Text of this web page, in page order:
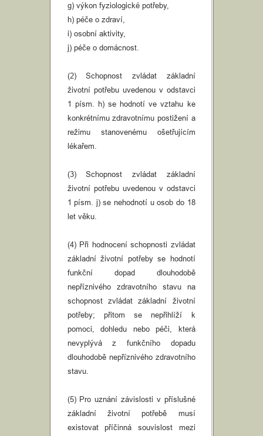
g) výkon fyziologické potřeby,
h) péče o zdraví,
i) osobní aktivity,
j) péče o domácnost.
(2) Schopnost zvládat základní
životní potřebu uvedenou v odstavci
1 písm. h) se hodnotí ve vztahu ke
konkrétnímu zdravotnímu postižení a
režimu stanovenému ošetřujícím
lékařem.
(3) Schopnost zvládat základní
životní potřebu uvedenou v odstavci
1 písm. j) se nehodnotí u osob do 18
let věku.
(4) Při hodnocení schopnosti zvládat
základní životní potřeby se hodnotí
funkční dopad dlouhodobě
nepříznivého zdravotního stavu na
schopnost zvládat základní životní
potřeby; přitom se nepřihlíží k
pomoci, dohledu nebo péči, která
nevyplývá z funkčního dopadu
dlouhodobě nepříznivého zdravotního
stavu.
(5) Pro uznání závislosti v příslušné
základní životní potřebě musí
existovat příčinná souvislost mezi